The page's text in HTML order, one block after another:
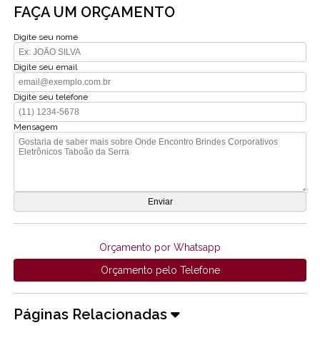
FAÇA UM ORÇAMENTO
Digite seu nome
Digite seu email
Digite seu telefone
Mensagem
Orçamento por Whatsapp
Orçamento pelo Telefone
Páginas Relacionadas